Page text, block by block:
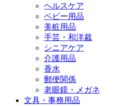
ヘルスケア
ベビー用品
美粧用品
手芸・和洋裁
シニアケア
介護用品
香水
郵便関係
老眼鏡・メガネ
文具・事務用品